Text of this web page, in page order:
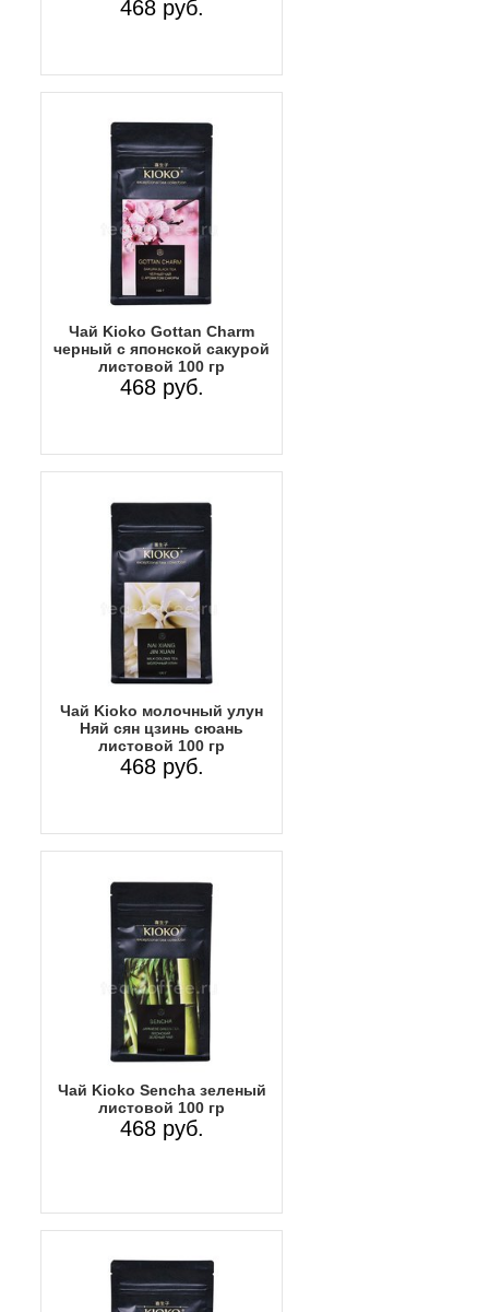
468 руб.
Чай Kioko Gottan Charm
черный с японской сакурой
листовой 100 гр
468 руб.
Чай Kioko молочный улун
Няй сян цзинь сюань
листовой 100 гр
468 руб.
Чай Kioko Sencha зеленый
листовой 100 гр
468 руб.